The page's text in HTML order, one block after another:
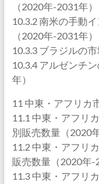
（2020年-2031年）
10.3.2 南米の手動
（2020年-2031年）
10.3.3 ブラジルの
10.3.4 アルゼンチ
年）
11 中東・アフリカ
11.1 中東・アフリ
別販売数量（2020
11.2 中東・アフリ
販売数量（2020年-
11.3 中東・アフリ